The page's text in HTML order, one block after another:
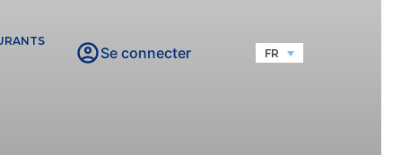
Se connecter FR